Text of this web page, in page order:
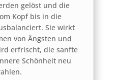
gelöst und die
Kopf bis in die
Sie wirkt
von Ängsten und
erfrischt, die sanfte
Schönheit neu